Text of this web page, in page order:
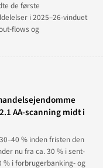
de første
i 2025–26-vinduet
flows og
AA-scanning midt i
% inden fristen den
nu fra ca. 30 % i sent-
i forbrugerbanking- og